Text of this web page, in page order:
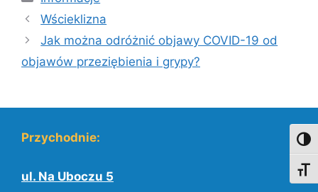
Wścieklizna
Jak można odróżnić objawy COVID-19 od
objawów przeziębienia i grypy?
Przychodnie:
ul. Na Uboczu 5